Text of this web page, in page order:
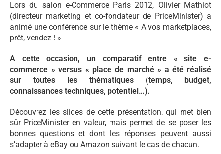
Lors du salon e-Commerce Paris 2012, Olivier Mathiot
(directeur marketing et co-fondateur de PriceMinister) a
animé une conférence sur le thème « A vos marketplaces,
prêt, vendez ! »
A cette occasion, un comparatif entre « site e-
commerce » versus « place de marché » a été réalisé
sur toutes les thématiques (temps, budget,
connaissances techniques, potentiel…).
Découvrez les slides de cette présentation, qui met bien
sûr PriceMinister en valeur, mais permet de se poser les
bonnes questions et dont les réponses peuvent aussi
s’adapter à eBay ou Amazon suivant le cas de chacun.